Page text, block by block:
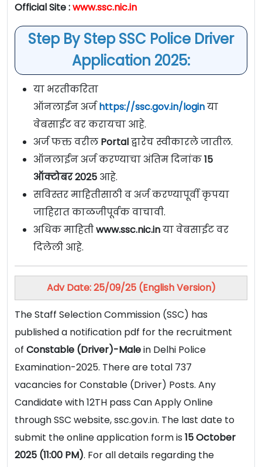
Official Site :www.ssc.nic.in
Step By Step SSC Police Driver
Application 2025:
या भरतीकरिता
ऑनलाईन अर्जhttps://ssc.gov.in/loginया
वेबसाईट वर करायचा आहे.
अर्ज फक्त वरील Portalद्वारेच स्वीकारले जातील.
ऑनलाईन अर्ज करण्याचा अंतिम दिनांक15
ऑक्टोबर 2025 आहे.
सविस्तर माहितीसाठी व अर्ज करण्यापूर्वी कृपया
जाहिरात काळजीपूर्वक वाचावी.
अधिक माहितीwww.ssc.nic.inया वेबसाईट वर
दिलेली आहे.
Adv Date: 25/09/25 (English Version)
The Staff Selection Commission (SSC) has
published a notification pdf for the recruitment
of Constable (Driver)-Malein Delhi Police
Examination-2025. There are total 737
vacancies for Constable (Driver) Posts. Any
Candidate with 12TH pass Can Apply Online
through SSC website, ssc.gov.in. The last date to
submit the online application form is 15 October
2025 (11:00 PM). For all details regarding the